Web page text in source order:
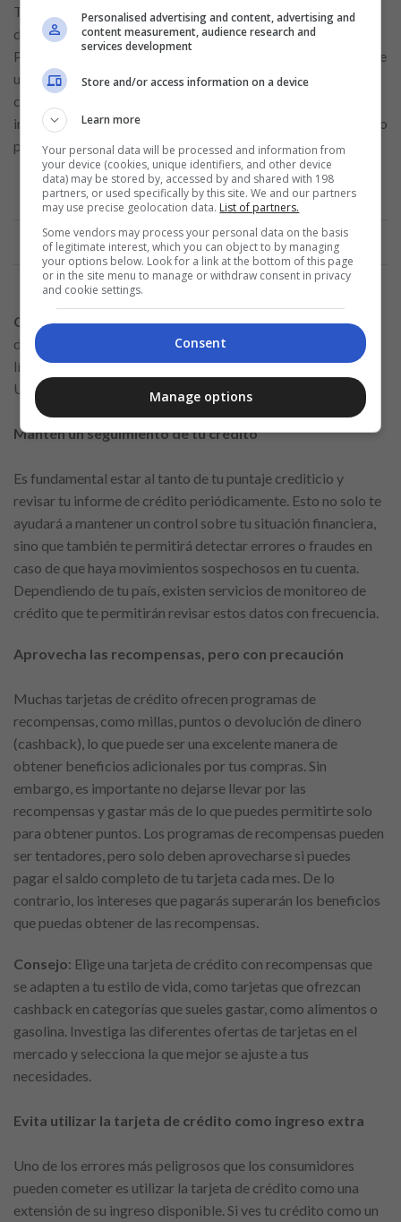
Tu historial de pagos y el porcentaje de crédito utilizado son
dos factores clave que influyen en tu puntaje de crédito.
Pagar tus facturas a tiempo y mantener un bajo porcentaje de
utilización del crédito disponible te ayudará a mejorar tu
calificación crediticia. Las entidades emisoras de tarjetas
informan a las agencias de crédito, por lo que cualquier atraso
puede afectar tu puntuación.
Consejo: Si es posible, utiliza menos del 30% del crédito
disponible para no dañar tu puntaje. Por ejemplo, si tienes un
límite de crédito de 1.000 USD, trata de no usar más de 300
USD al mes.
Mantén un seguimiento de tu crédito
Es fundamental estar al tanto de tu puntaje crediticio y
revisar tu informe de crédito periódicamente. Esto no solo te
ayudará a mantener un control sobre tu situación financiera,
sino que también te permitirá detectar errores o fraudes en
caso de que haya movimientos sospechosos en tu cuenta.
Dependiendo de tu país, existen servicios de monitoreo de
crédito que te permitirán revisar estos datos con frecuencia.
Aprovecha las recompensas, pero con precaución
Muchas tarjetas de crédito ofrecen programas de
recompensas, como millas, puntos o devolución de dinero
(cashback), lo que puede ser una excelente manera de
obtener beneficios adicionales por tus compras. Sin
embargo, es importante no dejarse llevar por las
recompensas y gastar más de lo que puedes permitirte solo
para obtener puntos. Los programas de recompensas pueden
ser tentadores, pero solo deben aprovecharse si puedes
pagar el saldo completo de tu tarjeta cada mes. De lo
contrario, los intereses que pagarás superarán los beneficios
que puedas obtener de las recompensas.
Consejo: Elige una tarjeta de crédito con recompensas que
se adapten a tu estilo de vida, como tarjetas que ofrezcan
cashback en categorías que sueles gastar, como alimentos o
gasolina. Investiga las diferentes ofertas de tarjetas en el
mercado y selecciona la que mejor se ajuste a tus
necesidades.
Evita utilizar la tarjeta de crédito como ingreso extra
Uno de los errores más peligrosos que los consumidores
pueden cometer es utilizar la tarjeta de crédito como una
extensión de su ingreso disponible. Si ves tu crédito como un
Personalised advertising and content, advertising and
content measurement, audience research and
services development
Store and/or access information on a device
Learn more
Your personal data will be processed and information from
your device (cookies, unique identifiers, and other device
data) may be stored by, accessed by and shared with 198
partners, or used specifically by this site. We and our partners
may use precise geolocation data. List of partners.
Some vendors may process your personal data on the basis
of legitimate interest, which you can object to by managing
your options below. Look for a link at the bottom of this page
or in the site menu to manage or withdraw consent in privacy
and cookie settings.
Consent
Manage options